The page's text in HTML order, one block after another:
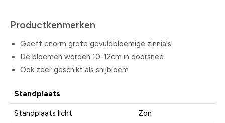
Productkenmerken
Geeft enorm grote gevuldbloemige zinnia's
De bloemen worden 10-12cm in doorsnee
Ook zeer geschikt als snijbloem
Standplaats
Standplaats licht Zon